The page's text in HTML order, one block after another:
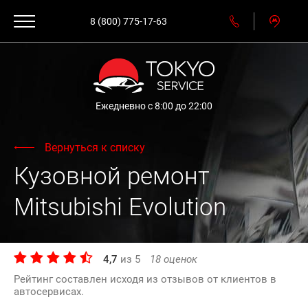
8 (800) 775-17-63
Ежедневно с 8:00 до 22:00
Вернуться к списку
Кузовной ремонт
Mitsubishi Evolution
4,7 из 5 18 оценок
Рейтинг составлен исходя из отзывов от клиентов в
автосервисах.